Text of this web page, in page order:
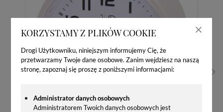
KORZYSTAMY Z PLIKÓW COOKIE
Drogi Użytkowniku, niniejszym informujemy Cię, że
przetwarzamy Twoje dane osobowe. Zanim wejdziesz na naszą
stronę, zapoznaj się proszę z poniższymi informacjami:
Administrator danych osobowych
Administratorem Twoich danych osobowych jest